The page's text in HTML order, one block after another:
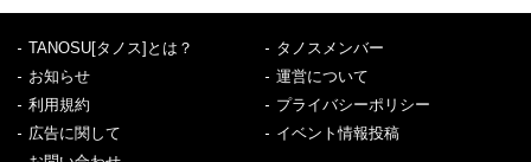
TANOSU[タノス]とは？
タノスメンバー
お知らせ
運営について
利用規約
プライバシーポリシー
広告に関して
イベント情報投稿